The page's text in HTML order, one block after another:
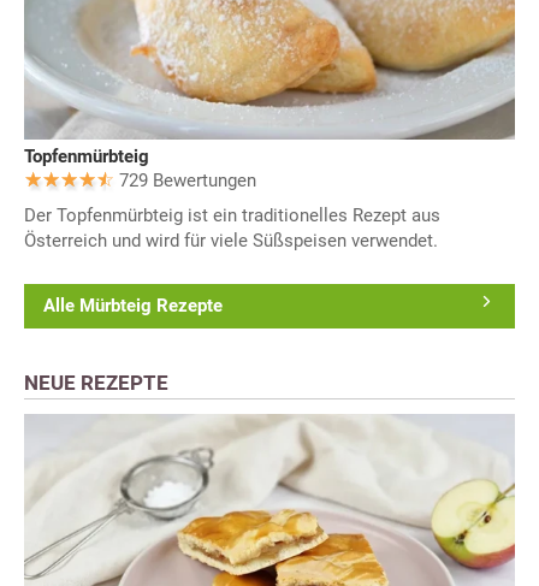
Topfenmürbteig
729 Bewertungen
Der Topfenmürbteig ist ein traditionelles Rezept aus
Österreich und wird für viele Süßspeisen verwendet.
Alle Mürbteig Rezepte
NEUE REZEPTE